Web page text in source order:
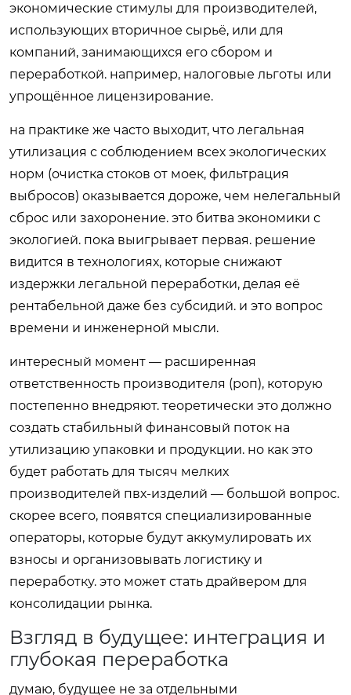
экономические стимулы для производителей,
использующих вторичное сырьё, или для
компаний, занимающихся его сбором и
переработкой. например, налоговые льготы или
упрощённое лицензирование.
на практике же часто выходит, что легальная
утилизация с соблюдением всех экологических
норм (очистка стоков от моек, фильтрация
выбросов) оказывается дороже, чем нелегальный
сброс или захоронение. это битва экономики с
экологией. пока выигрывает первая. решение
видится в технологиях, которые снижают
издержки легальной переработки, делая её
рентабельной даже без субсидий. и это вопрос
времени и инженерной мысли.
интересный момент — расширенная
ответственность производителя (роп), которую
постепенно внедряют. теоретически это должно
создать стабильный финансовый поток на
утилизацию упаковки и продукции. но как это
будет работать для тысяч мелких
производителей пвх-изделий — большой вопрос.
скорее всего, появятся специализированные
операторы, которые будут аккумулировать их
взносы и организовывать логистику и
переработку. это может стать драйвером для
консолидации рынка.
Взгляд в будущее: интеграция и
глубокая переработка
думаю, будущее не за отдельными